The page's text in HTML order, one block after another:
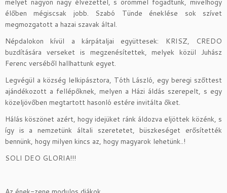
élőben mégiscsak jobb. Szabó Tünde éneklése sok szívet
megmozgatott a hazai szavak által.
Népdalokon kívül a kárpátaljai együttesek: KRISZ, CREDO
buzdítására verseket is megzenésítettek, melyek közül Juhász
Ferenc verséből hallhattunk egyet.
Legvégül a község lelkipásztora, Tóth László, egy beregi szőttest
ajándékozott a fellépőknek, melyen a Házi áldás szerepelt, s egy
közeljövőben megtartott hasonló estére invitálta őket.
Hálás köszönet azért, hogy idejüket ránk áldozva eljöttek közénk, s
így is a nemzetünk általi szeretetet, büszkeséget erősítették
bennünk, hogy milyen kincs az, hogy magyarok lehetünk..!
SOLI DEO GLORIA!!!